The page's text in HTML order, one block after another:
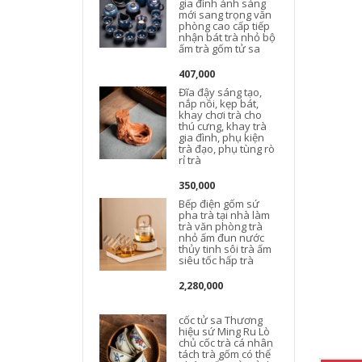
gia đình ánh sáng
mới sang trọng văn
phòng cao cấp tiếp
nhận bát trà nhỏ bộ
ấm trà gốm tử sa
407,000
Đĩa đậy sáng tạo,
nắp nồi, kẹp bát,
khay chơi trà cho
thú cưng, khay trà
gia đình, phụ kiện
trà đạo, phụ tùng rò
rỉ trà
350,000
Bếp điện gốm sứ
pha trà tại nhà làm
trà văn phòng trà
nhỏ ấm đun nước
thủy tinh sôi trà ấm
siêu tốc hấp trà
2,280,000
cốc tử sa Thương
hiệu sứ Ming Ru Lò
chủ cốc trà cá nhân
tách trà gốm có thể